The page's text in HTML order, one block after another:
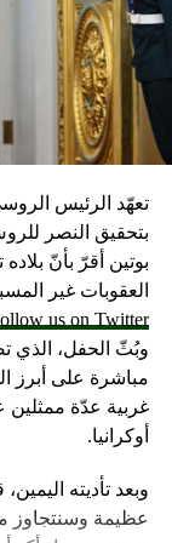
تعهّد الرئيس
بتحقيق النصر
بوتين أقرّ بأنّ
العقوبات غير
us on Twitter
وبُثّ الحفل، الذي
مباشرة على أبرز
غربية عدّة
أوكرانيا.
وبعد تأديته
عظيمة وسنتجاوز